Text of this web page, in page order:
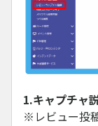
1.キャプチャ
※レビュー投